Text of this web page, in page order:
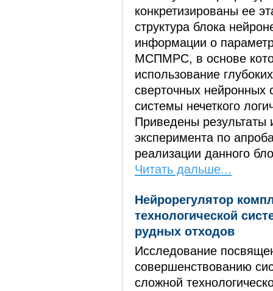
конкретизированы ее
структура блока
информации о
МСПМРС, в основе
использование
сверточных нейронных
системы нечеткого
Приведены результаты
эксперимента по
реализации данного
Читать дальше...
Нейрорегулятор
технологической
рудных отходов
Исследование
совершенствованию
сложной